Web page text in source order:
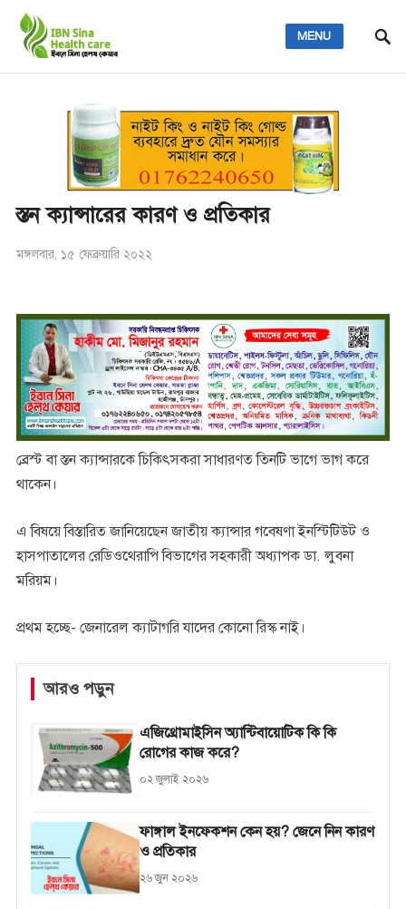
MENU
স্তন ক্যান্সারের কারণ ও প্রতিকার
মঙ্গলবার, ১৫ ফেব্রুয়ারি ২০২২
ব্রেস্ট বা স্তন ক্যান্সারকে চিকিৎসকরা সাধারণত তিনটি ভাগে ভাগ করে
থাকেন।
এ বিষয়ে বিস্তারিত জানিয়েছেন জাতীয় ক্যান্সার গবেষণা ইনস্টিটিউট ও
হাসপাতালের রেডিওথেরাপি বিভাগের সহকারী অধ্যাপক ডা. লুবনা
মরিয়ম।
প্রথম হচ্ছে- জেনারেল ক্যাটাগরি যাদের কোনো রিস্ক নাই।
আরও পড়ুন
এজিথ্রোমাইসিন অ্যান্টিবায়োটিক কি কি
রোগের কাজ করে?
০২ জুলাই ২০২৬
ফাঙ্গাল ইনফেকশন কেন হয়? জেনে নিন কারণ
ও প্রতিকার
২৬ জুন ২০২৬